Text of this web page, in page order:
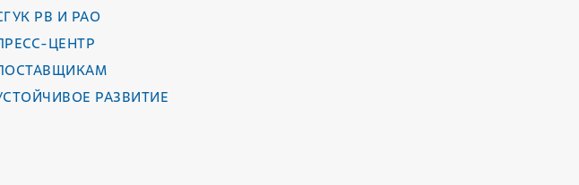
РВ И РАО
ЦЕНТР
РАЗВИТИЕ